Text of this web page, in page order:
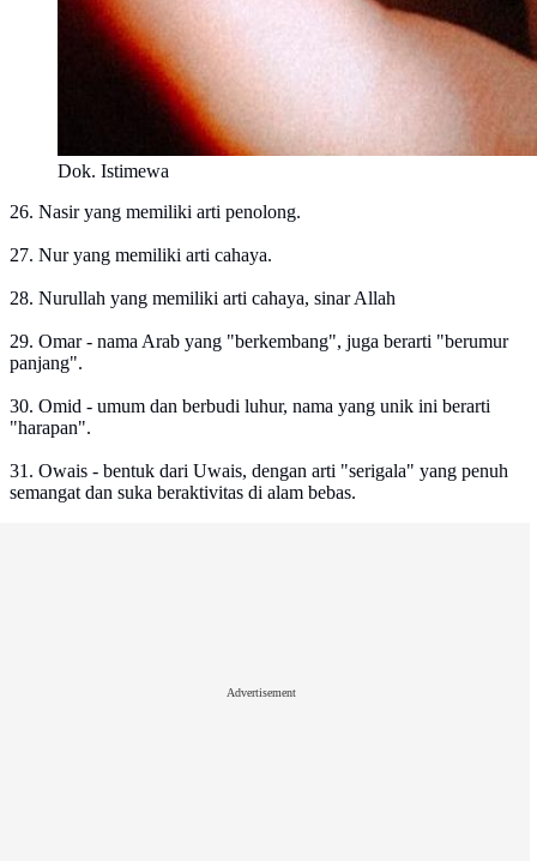
Dok. Istimewa
26. Nasir yang memiliki arti penolong.
27. Nur yang memiliki arti cahaya.
28. Nurullah yang memiliki arti cahaya, sinar Allah
29. Omar - nama Arab yang "berkembang", juga berarti "berumur
panjang".
30. Omid - umum dan berbudi luhur, nama yang unik ini berarti
"harapan".
31. Owais - bentuk dari Uwais, dengan arti "serigala" yang penuh
semangat dan suka beraktivitas di alam bebas.
Advertisement